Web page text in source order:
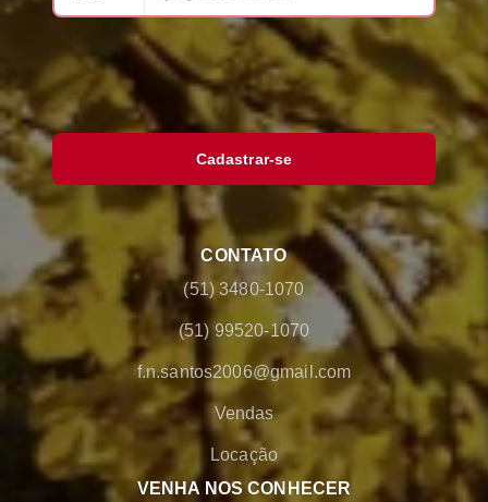
Cadastrar-se
CONTATO
(51) 3480-1070
(51) 99520-1070
f.n.santos2006@gmail.com
Vendas
Locação
VENHA NOS CONHECER